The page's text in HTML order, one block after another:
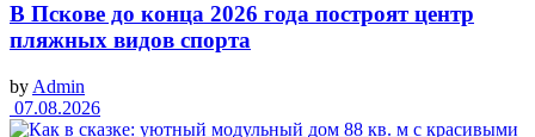
В Пскове до конца 2026 года построят центр
пляжных видов спорта
by Admin
07.08.2026